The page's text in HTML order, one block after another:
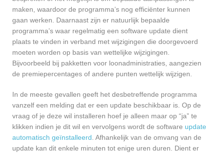
maken, waardoor de programma’s nog efficiënter kunnen
gaan werken. Daarnaast zijn er natuurlijk bepaalde
programma’s waar regelmatig een software update dient
plaats te vinden in verband met wijzigingen die doorgevoerd
moeten worden op basis van wettelijke wijzigingen.
Bijvoorbeeld bij pakketten voor loonadministraties, aangezien
de premiepercentages of andere punten wettelijk wijzigen.
In de meeste gevallen geeft het desbetreffende programma
vanzelf een melding dat er een update beschikbaar is. Op de
vraag of je deze wil installeren hoef je alleen maar op “ja” te
klikken indien je dit wil en vervolgens wordt de software update
automatisch geïnstalleerd. Afhankelijk van de omvang van de
update kan dit enkele minuten tot enige uren duren. Dient er